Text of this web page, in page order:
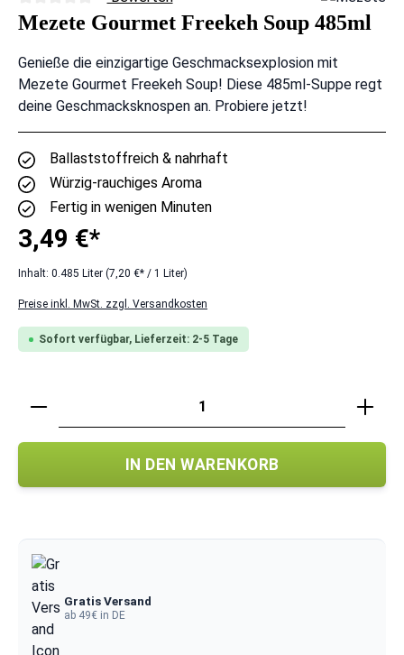
Durchschnittliche Bewertung von 0 von 5 Sternen
Mezete Gourmet Freekeh Soup 485ml
Genieße die einzigartige Geschmacksexplosion mit
Mezete Gourmet Freekeh Soup! Diese 485ml-Suppe regt
deine Geschmacksknospen an. Probiere jetzt!
Ballaststoffreich & nahrhaft
Würzig-rauchiges Aroma
Fertig in wenigen Minuten
3,49 €*
Inhalt: 0.485 Liter (7,20 €* / 1 Liter)
Preise inkl. MwSt. zzgl. Versandkosten
Sofort verfügbar, Lieferzeit: 2-5 Tage
Produkt Anzahl: Gib den gewünschten
IN DEN WARENKORB
Gratis Versand
ab 49€ in DE